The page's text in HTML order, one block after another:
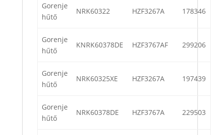
Gorenje
hűtő
NRK60322 HZF3267A 178346
Gorenje
hűtő
KNRK60378DE HZF3767AF 299206
Gorenje
hűtő
NRK60325XE HZF3267A 197439
Gorenje
hűtő
NRK60378DE HZF3767A 229503